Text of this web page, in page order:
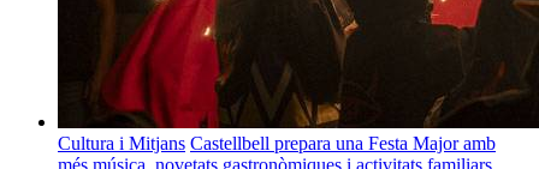
Cultura i Mitjans Castellbell prepara una Festa Major amb
més música, novetats gastronòmiques i activitats familiars